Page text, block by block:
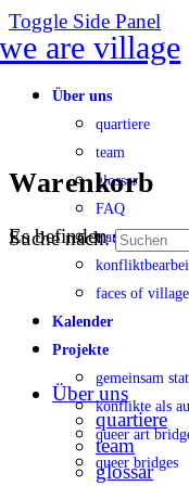
Toggle Side Panel
Über uns
quartiere
team
glossar
FAQ
transparenz
faces of village
Kalender
Projekte
gemeinsam
konflikte als
queer art
queer bridges
Warenkorb
Es befinden sich
Suche nach:
Über uns
quartiere
team
glossar